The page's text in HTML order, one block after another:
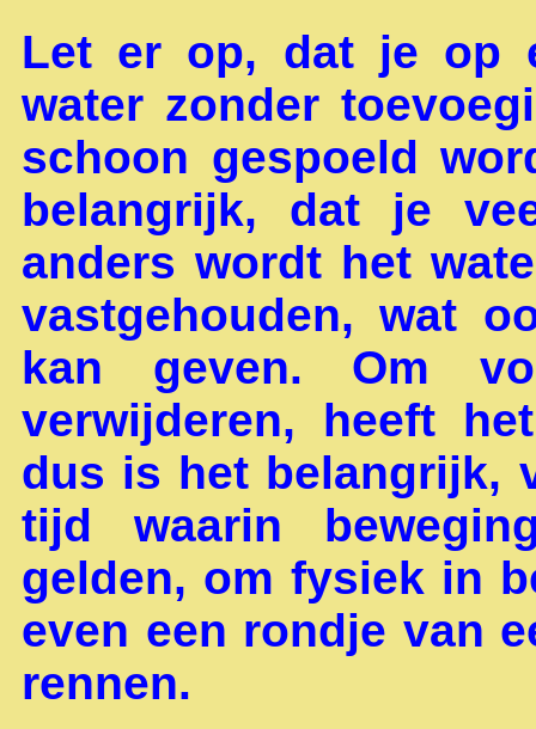
Let er op, dat je op
water zonder
schoon gespoeld
belangrijk, dat je
anders wordt het
vastgehouden, wat
kan geven. Om
verwijderen, heeft
dus is het belangrijk,
tijd waarin
gelden, om fysiek in
even een rondje van
rennen.